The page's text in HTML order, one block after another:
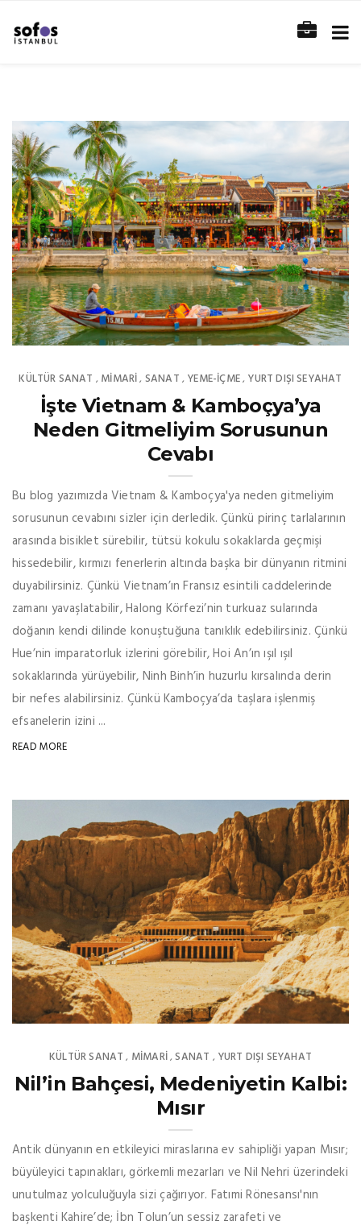
KÜLTÜR SANAT , MIMARI, SANAT , YEME-İÇME, YURT DIŞI SEYAHAT
İşte Vietnam & Kamboçya’ya
Neden Gitmeliyim Sorusunun
Cevabı
Bu blog yazımızda Vietnam & Kamboçya'ya neden gitmeliyim
sorusunun cevabını sizler için derledik. Çünkü pirinç tarlalarının
arasında bisiklet sürebilir, tütsü kokulu sokaklarda geçmişi
hissedebilir, kırmızı fenerlerin altında başka bir dünyanın ritmini
duyabilirsiniz. Çünkü Vietnam’ın Fransız esintili caddelerinde
zamanı yavaşlatabilir, Halong Körfezi’nin turkuaz sularında
doğanın kendi dilinde konuştuğuna tanıklık edebilirsiniz. Çünkü
Hue’nin imparatorluk izlerini görebilir, Hoi An’ın ışıl ışıl
sokaklarında yürüyebilir, Ninh Binh’in huzurlu kırsalında derin
bir nefes alabilirsiniz. Çünkü Kamboçya’da taşlara işlenmiş
efsanelerin izini ...
READ MORE
KÜLTÜR SANAT , MIMARI,SANAT , YURT DIŞI SEYAHAT
Nil’in Bahçesi, Medeniyetin Kalbi:
Mısır
Antik dünyanın en etkileyici miraslarına ev sahipliği yapan Mısır;
büyüleyici tapınakları, görkemli mezarları ve Nil Nehri üzerindeki
unutulmaz yolculuğuyla sizi çağırıyor. Fatımi Rönesansı'nın
başkenti Kahire’de; İbn Tolun’un sessiz zarafeti ve